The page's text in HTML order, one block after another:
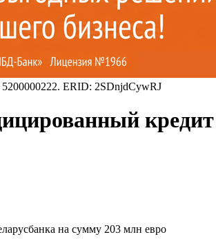
ERID: 2SDnjdCywRJ
на сумму 203 млн евро